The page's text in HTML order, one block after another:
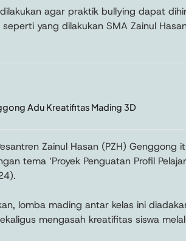
agar praktik bullying dapat
yang dilakukan SMA Zainul
Adu Kreatifitas Mading 3D
Zainul Hasan (PZH) Genggong
tema ‘Proyek Penguatan Profil
lomba mading antar kelas ini
mengasah kreatifitas siswa